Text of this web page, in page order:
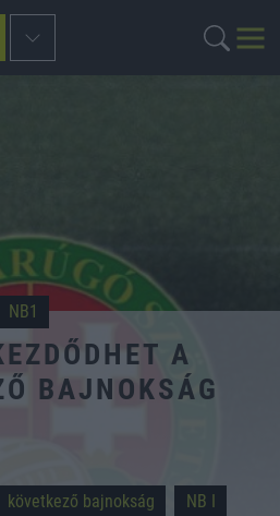
NB1
A
BAJNOKSÁG
következő bajnokság
NB I